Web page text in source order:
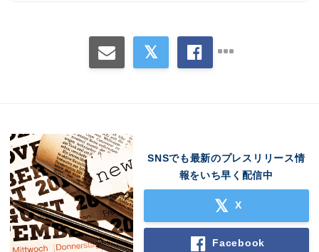
SNSでも最新のプレスリリース情
報をいち早く配信中
X
Facebook
English